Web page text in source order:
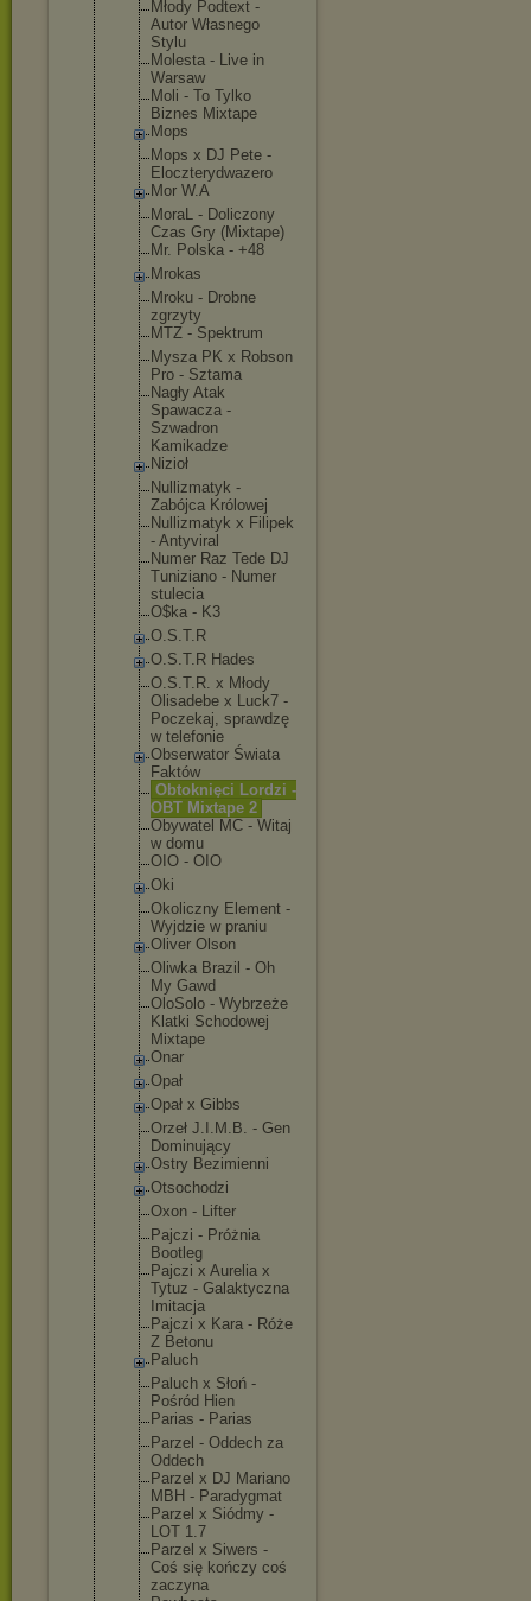
Młody Podtext -
Autor Własnego
Stylu
Molesta - Live in
Warsaw
Moli - To Tylko
Biznes Mixtape
Mops
Mops x DJ Pete -
Eloczterydwazero
Mor W.A
MoraL - Doliczony
Czas Gry (Mixtape)
Mr. Polska - +48
Mrokas
Mroku - Drobne
zgrzyty
MTZ - Spektrum
Mysza PK x Robson
Pro - Sztama
Nagły Atak
Spawacza -
Szwadron
Kamikadze
Nizioł
Nullizmatyk -
Zabójca Królowej
Nullizmatyk x Filipek
- Antyviral
Numer Raz Tede DJ
Tuniziano - Numer
stulecia
O$ka - K3
O.S.T.R
O.S.T.R Hades
O.S.T.R. x Młody
Olisadebe x Luck7 -
Poczekaj, sprawdzę
w telefonie
Obserwator Świata
Faktów
Obtoknięci Lordzi -
OBT Mixtape 2
Obywatel MC - Witaj
w domu
OIO - OIO
Oki
Okoliczny Element -
Wyjdzie w praniu
Oliver Olson
Oliwka Brazil - Oh
My Gawd
OloSolo - Wybrzeże
Klatki Schodowej
Mixtape
Onar
Opał
Opał x Gibbs
Orzeł J.I.M.B. - Gen
Dominujący
Ostry Bezimienni
Otsochodzi
Oxon - Lifter
Pajczi - Próżnia
Bootleg
Pajczi x Aurelia x
Tytuz - Galaktyczna
Imitacja
Pajczi x Kara - Róże
Z Betonu
Paluch
Paluch x Słoń -
Pośród Hien
Parias - Parias
Parzel - Oddech za
Oddech
Parzel x DJ Mariano
MBH - Paradygmat
Parzel x Siódmy -
LOT 1.7
Parzel x Siwers -
Coś się kończy coś
zaczyna